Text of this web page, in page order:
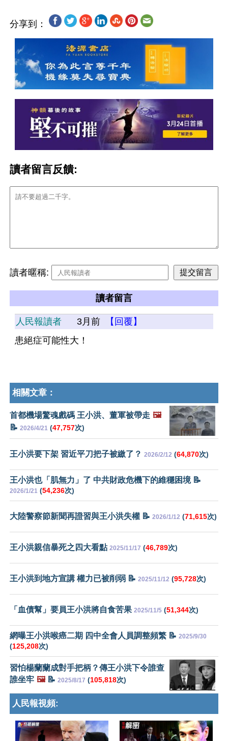
分享到：
讀者留言反饋:
讀者暱稱:
讀者留言
人民報讀者 3月前
【回覆】
患絕症可能性大！
相關文章：
首都機場驚魂戲碼 王小洪、董軍被帶走 🖼️
📝 2026/4/21 (47,757次)
王小洪要下架 習近平刀把子被繳了？ 2026/2/12 (64,870次)
王小洪也「肌無力」了 中共財政危機下的維穩困境 📝
2026/1/21 (54,236次)
大陸警察節新聞再證習與王小洪失權 📝 2026/1/12 (71,615次)
王小洪親信暴死之四大看點 2025/11/17 (46,789次)
王小洪到地方宣講 權力已被削弱 📝 2025/11/12 (95,728次)
「血債幫」要員王小洪將自食苦果 2025/11/5 (51,344次)
網曝王小洪喉癌二期 四中全會人員調整頻繁 📝 2025/9/30
(125,208次)
習怕楊蘭蘭成對手把柄？傳王小洪下令誰查
誰坐牢 🖼️📝 2025/8/17 (105,818次)
人民報視頻: